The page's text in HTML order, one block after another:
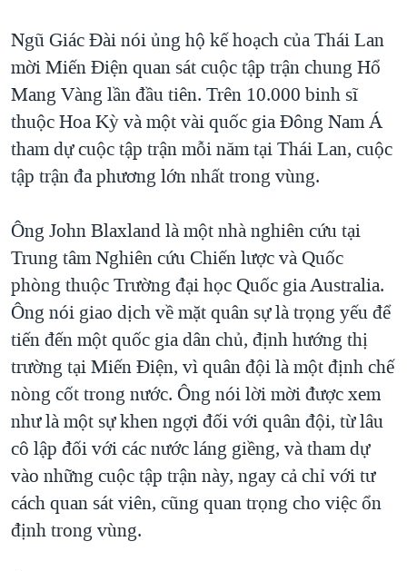
Ngũ Giác Đài nói ủng hộ kế hoạch của Thái Lan
mời Miến Điện quan sát cuộc tập trận chung Hổ
Mang Vàng lần đầu tiên. Trên 10.000 binh sĩ
thuộc Hoa Kỳ và một vài quốc gia Đông Nam Á
tham dự cuộc tập trận mỗi năm tại Thái Lan, cuộc
tập trận đa phương lớn nhất trong vùng.
Ông John Blaxland là một nhà nghiên cứu tại
Trung tâm Nghiên cứu Chiến lược và Quốc
phòng thuộc Trường đại học Quốc gia Australia.
Ông nói giao dịch về mặt quân sự là trọng yếu để
tiến đến một quốc gia dân chủ, định hướng thị
trường tại Miến Điện, vì quân đội là một định chế
nòng cốt trong nước. Ông nói lời mời được xem
như là một sự khen ngợi đối với quân đội, từ lâu
cô lập đối với các nước láng giềng, và tham dự
vào những cuộc tập trận này, ngay cả chỉ với tư
cách quan sát viên, cũng quan trọng cho việc ổn
định trong vùng.